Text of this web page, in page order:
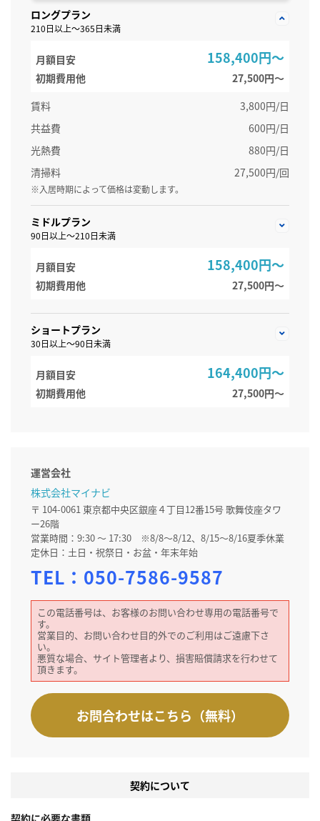
ロングプラン
210日以上～365日未満
月額目安 158,400円～
初期費用他
27,500円〜
賃料
3,800円/日
共益費
600円/日
光熱費
880円/日
清掃料
27,500円/回
※入居時期によって価格は変動します。
ミドルプラン
90日以上～210日未満
月額目安 158,400円～
初期費用他 27,500円〜
ショートプラン
30日以上～90日未満
月額目安 164,400円～
初期費用他 27,500円〜
運営会社
株式会社マイナビ
〒 104-0061 東京都中央区銀座４丁目12番15号 歌舞伎座タワ
ー26階
営業時間：9:30 ～ 17:30 ※8/8～8/12、8/15～8/16夏季休業
定休日：土日・祝祭日・お盆・年末年始
TEL： 050-7586-9587
この電話番号は、お客様のお問い合わせ専用の電話番号で
す。
営業目的、お問い合わせ目的外でのご利用はご遠慮下さ
い。
悪質な場合、サイト管理者より、損害賠償請求を行わせて
頂きます。
お問合わせはこちら（無料）
契約について